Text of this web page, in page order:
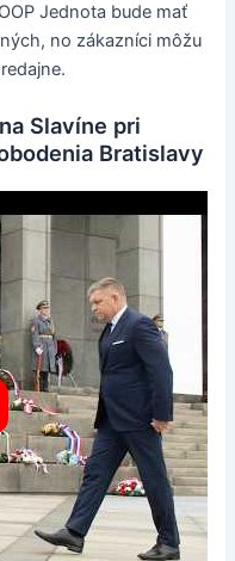
Jednota bude mať
no zákazníci môžu
Slavíne pri
Bratislavy